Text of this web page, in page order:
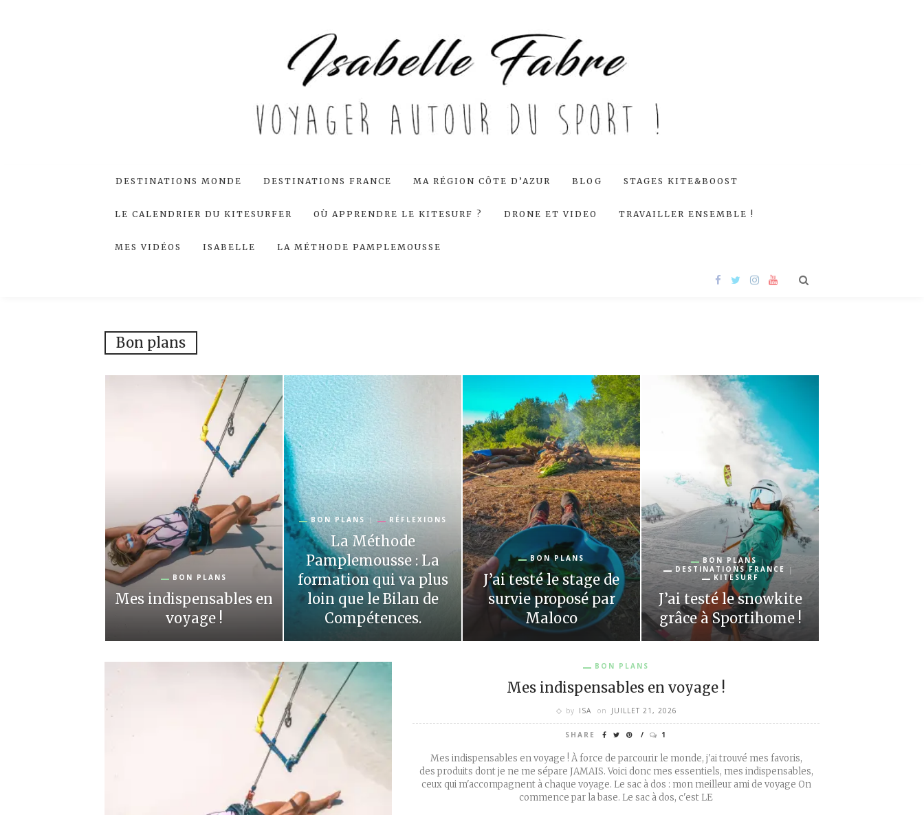
DESTINATIONS MONDE DESTINATIONS FRANCE MA RÉGION CÔTE D’AZUR BLOG STAGES KITE&BOOST
LE CALENDRIER DU KITESURFER OÙ APPRENDRE LE KITESURF ? DRONE ET VIDEO TRAVAILLER ENSEMBLE !
MES VIDÉOS ISABELLE LA MÉTHODE PAMPLEMOUSSE
Bon plans
BON PLANS
Mes indispensables en
voyage !
BON PLANS RÉFLEXIONS
La Méthode
Pamplemousse : La
formation qui va plus
loin que le Bilan de
Compétences.
BON PLANS
J’ai testé le stage de
survie proposé par
Maloco
BON PLANS
DESTINATIONS FRANCE
KITESURF
J’ai testé le snowkite
grâce à Sportihome !
BON PLANS
Mes indispensables en voyage !
by ISA on JUILLET 21, 2026
SHARE 1
Mes indispensables en voyage ! À force de parcourir le monde, j'ai trouvé mes favoris,
des produits dont je ne me sépare JAMAIS. Voici donc mes essentiels, mes indispensables,
ceux qui m'accompagnent à chaque voyage. Le sac à dos : mon meilleur ami de voyage On
commence par la base. Le sac à dos, c'est LE